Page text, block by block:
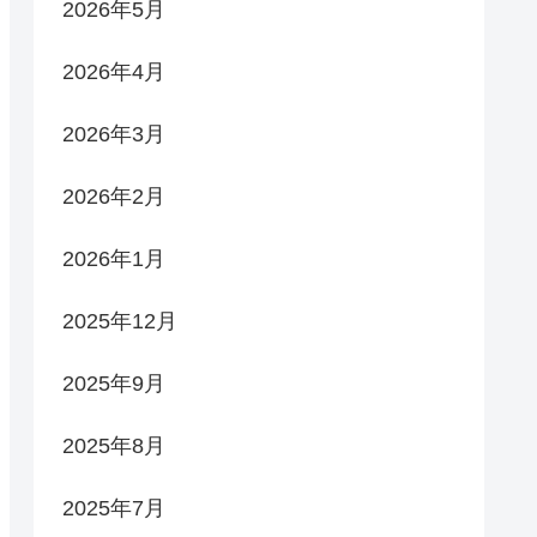
2026年5月
2026年4月
2026年3月
2026年2月
2026年1月
2025年12月
2025年9月
2025年8月
2025年7月